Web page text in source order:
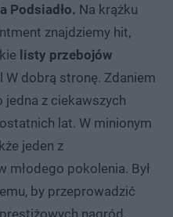
Podsiadło. Na krążku
znajdziemy hit,
listy przebojów
dobrą stronę. Zdaniem
jedna z ciekawszych
lat. W minionym
jeden z
młodego pokolenia. Był
by przeprowadzić
nagród.